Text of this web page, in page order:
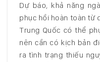
Dự báo, khả năng
phục hồi hoàn toàn từ
Trung Quốc có thể
nên cần có kịch bản
ra tình trạng thiếu